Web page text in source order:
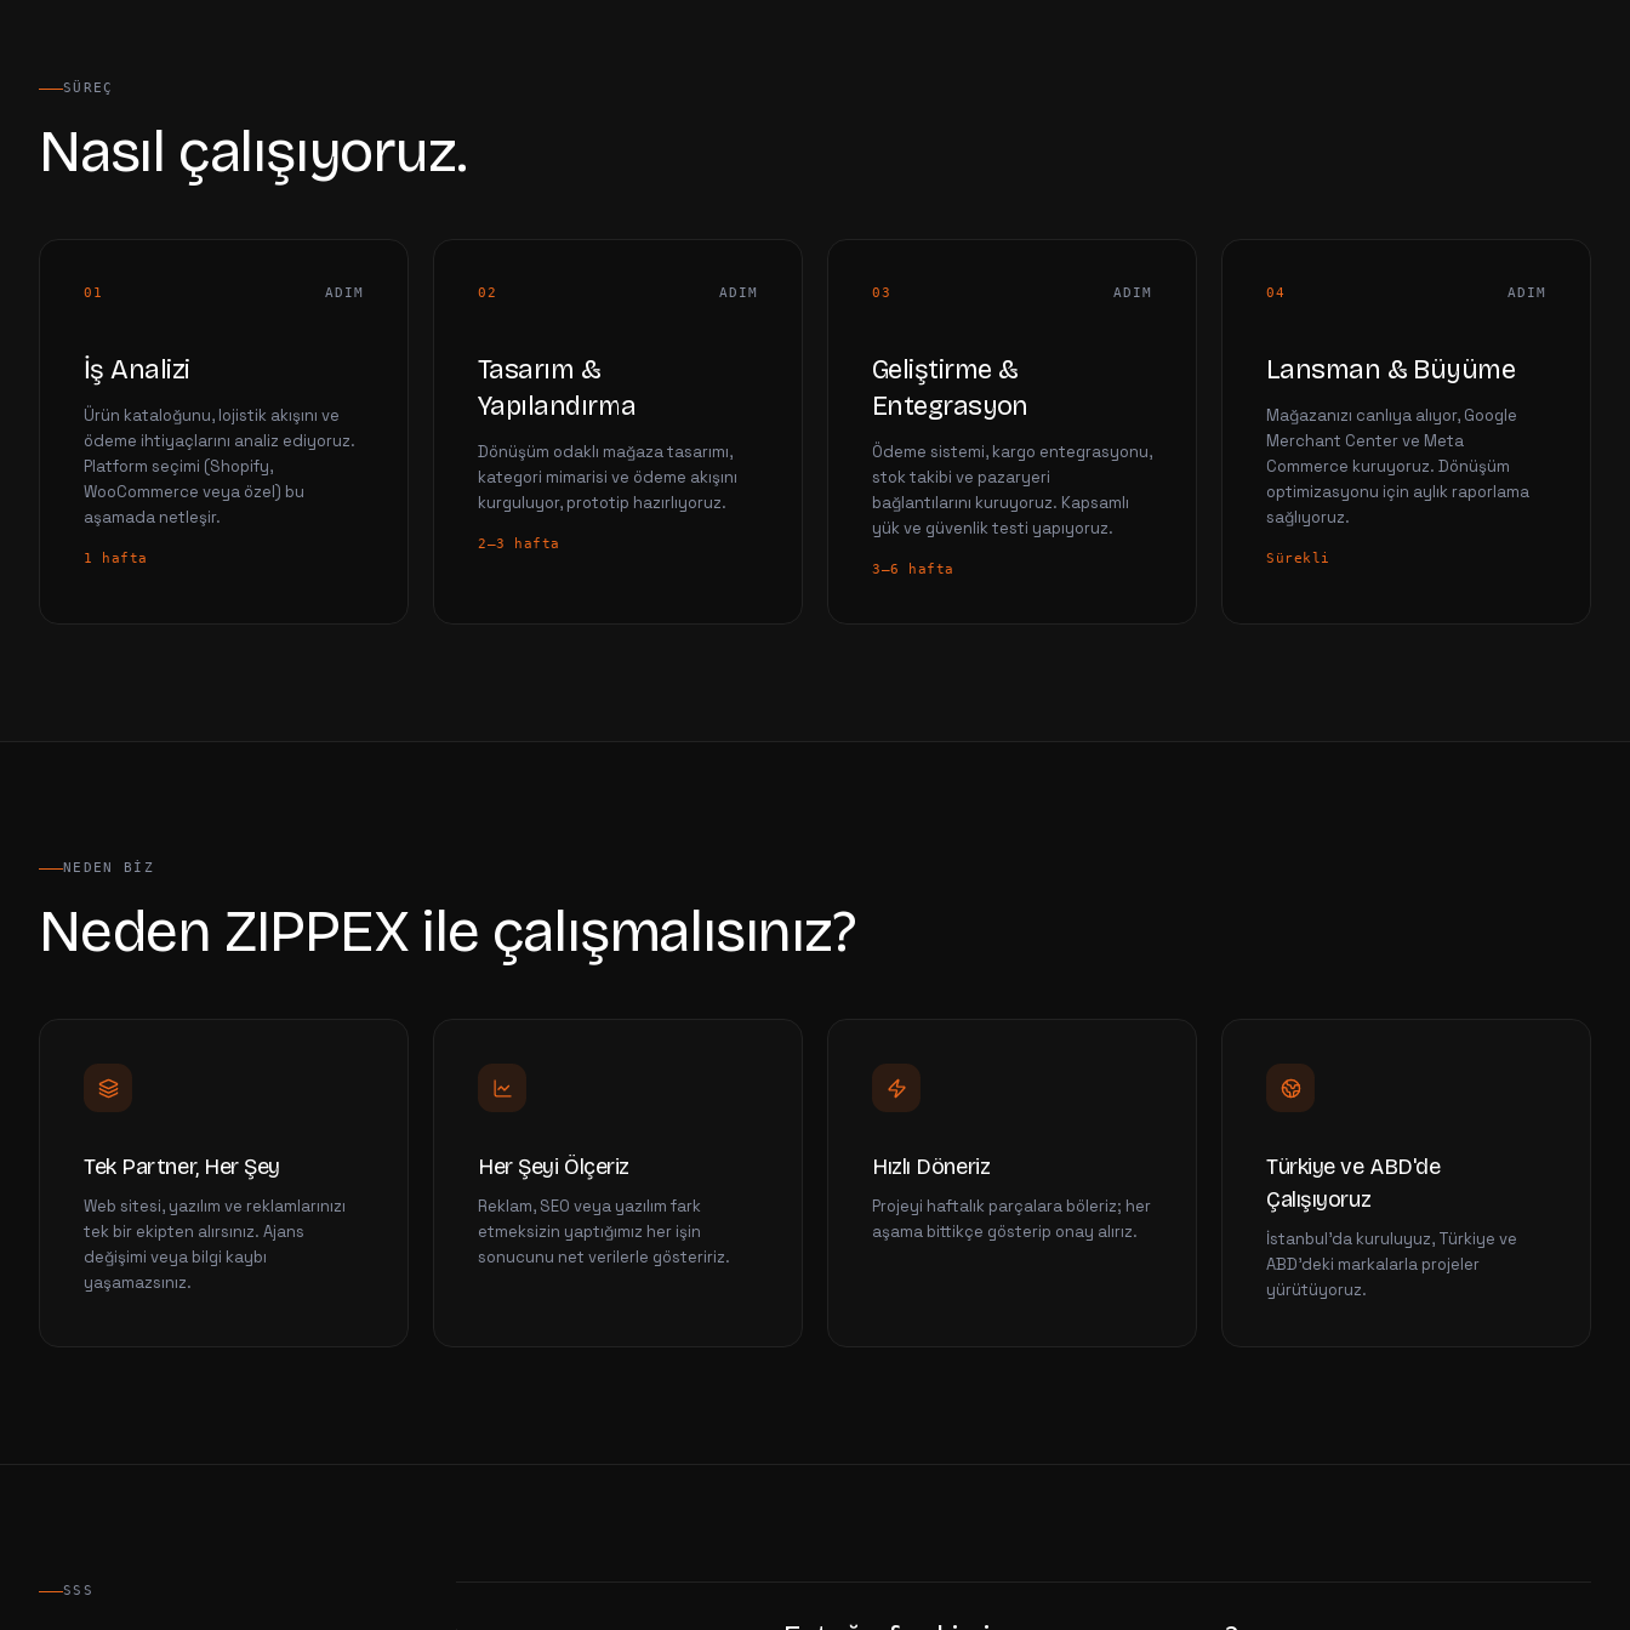
SÜREÇ
Nasıl çalışıyoruz.
01 ADIM
İş Analizi
Ürün kataloğunu, lojistik akışını ve
ödeme ihtiyaçlarını analiz ediyoruz.
Platform seçimi (Shopify,
WooCommerce veya özel) bu
aşamada netleşir.
1 hafta
02 ADIM
Tasarım &
Yapılandırma
Dönüşüm odaklı mağaza tasarımı,
kategori mimarisi ve ödeme akışını
kurguluyor, prototip hazırlıyoruz.
2–3 hafta
03 ADIM
Geliştirme &
Entegrasyon
Ödeme sistemi, kargo entegrasyonu,
stok takibi ve pazaryeri
bağlantılarını kuruyoruz. Kapsamlı
yük ve güvenlik testi yapıyoruz.
3–6 hafta
04 ADIM
Lansman & Büyüme
Mağazanızı canlıya alıyor, Google
Merchant Center ve Meta
Commerce kuruyoruz. Dönüşüm
optimizasyonu için aylık raporlama
sağlıyoruz.
Sürekli
NEDEN BIZ
Neden ZIPPEX ile çalışmalısınız?
Tek Partner, Her Şey
Web sitesi, yazılım ve reklamlarınızı
tek bir ekipten alırsınız. Ajans
değişimi veya bilgi kaybı
yaşamazsınız.
Her Şeyi Ölçeriz
Reklam, SEO veya yazılım fark
etmeksizin yaptığımız her işin
sonucunu net verilerle gösteririz.
Hızlı Döneriz
Projeyi haftalık parçalara böleriz; her
aşama bittikçe gösterip onay alırız.
Türkiye ve ABD'de
Çalışıyoruz
İstanbul'da kuruluyuz, Türkiye ve
ABD'deki markalarla projeler
yürütüyoruz.
SSS